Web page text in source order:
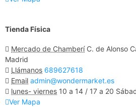
Tienda Física
Mercado de Chamberí C. de Alonso
Madrid
Llámanos 689627618
Email admin@wondermarket.es
lunes- viernes 10 a 14 / 17 a 20
Ver Mapa